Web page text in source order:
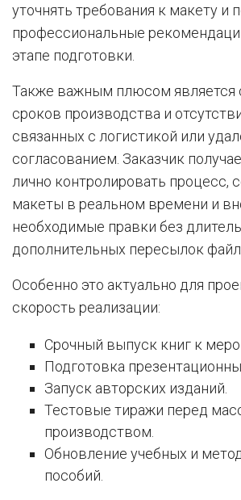
уточнять требования к макету и
профессиональные
этапе подготовки.
Также важным плюсом является
сроков производства и
связанных с логистикой или
согласованием. Заказчик
лично контролировать процесс,
макеты в реальном времени и
необходимые правки без
дополнительных пересылок
Особенно это актуально для
скорость реализации:
Срочный выпуск книг к
Подготовка
Запуск авторских изданий.
Тестовые тиражи перед
производством.
Обновление учебных и
пособий.